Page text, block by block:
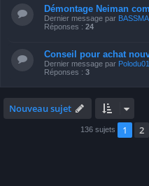
Démontage Neiman
Dernier message par
Réponses : 24
Conseil pour achat
Dernier message par Polodu01
Réponses : 3
Nouveau sujet
136 sujets 1 2